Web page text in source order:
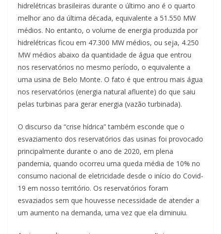
hidrelétricas brasileiras durante o último ano é o quarto
melhor ano da última década, equivalente a 51.550 MW
médios. No entanto, o volume de energia produzida por
hidrelétricas ficou em 47.300 MW médios, ou seja, 4.250
MW médios abaixo da quantidade de água que entrou
nos reservatórios no mesmo período, o equivalente a
uma usina de Belo Monte. O fato é que entrou mais água
nos reservatórios (energia natural afluente) do que saiu
pelas turbinas para gerar energia (vazão turbinada).
O discurso da “crise hídrica” também esconde que o
esvaziamento dos reservatórios das usinas foi provocado
principalmente durante o ano de 2020, em plena
pandemia, quando ocorreu uma queda média de 10% no
consumo nacional de eletricidade desde o início do Covid-
19 em nosso território. Os reservatórios foram
esvaziados sem que houvesse necessidade de atender a
um aumento na demanda, uma vez que ela diminuiu.